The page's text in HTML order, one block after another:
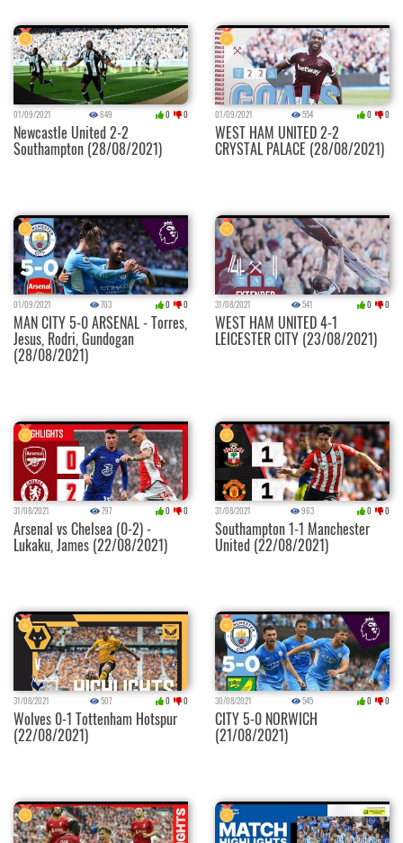
01/09/2021 649 0 0
Newcastle United 2-2
Southampton (28/08/2021)
01/09/2021 554 0 0
WEST HAM UNITED 2-2
CRYSTAL PALACE (28/08/2021)
01/09/2021 703 0 0
MAN CITY 5-0 ARSENAL - Torres,
Jesus, Rodri, Gundogan
(28/08/2021)
31/08/2021 541 0 0
WEST HAM UNITED 4-1
LEICESTER CITY (23/08/2021)
31/08/2021 797 0 0
Arsenal vs Chelsea (0-2) -
Lukaku, James (22/08/2021)
31/08/2021 963 0 0
Southampton 1-1 Manchester
United (22/08/2021)
31/08/2021 507 0 0
Wolves 0-1 Tottenham Hotspur
(22/08/2021)
30/08/2021 545 0 0
CITY 5-0 NORWICH
(21/08/2021)